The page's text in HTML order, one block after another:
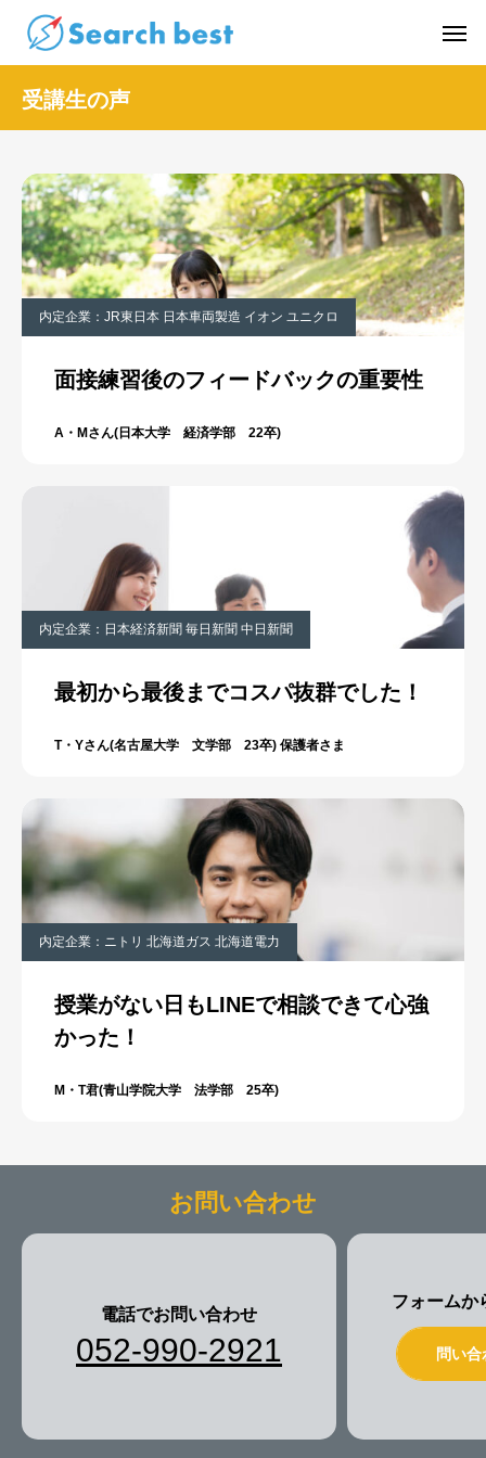
受講生の声
内定企業：JR東日本 日本車両製造 イオン ユニクロ
面接練習後のフィードバックの重要性
A・Mさん(日本大学 経済学部 22卒)
内定企業：日本経済新聞 毎日新聞 中日新聞
最初から最後までコスパ抜群でした！
T・Yさん(名古屋大学 文学部 23卒) 保護者さま
内定企業：ニトリ 北海道ガス 北海道電力
授業がない日もLINEで相談できて心強
かった！
M・T君(青山学院大学 法学部 25卒)
お問い合わせ
電話でお問い合わせ
052-990-2921
フォームか
問い合